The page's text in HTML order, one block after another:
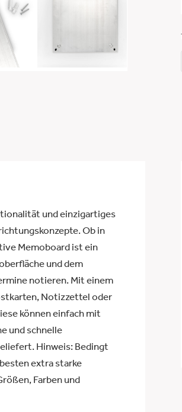
und einzigartiges
Ob in
Memoboard ist ein
und dem
notieren. Mit einem
Notizzettel oder
können einfach mit
und schnelle
Hinweis: Bedingt
extra starke
Farben und